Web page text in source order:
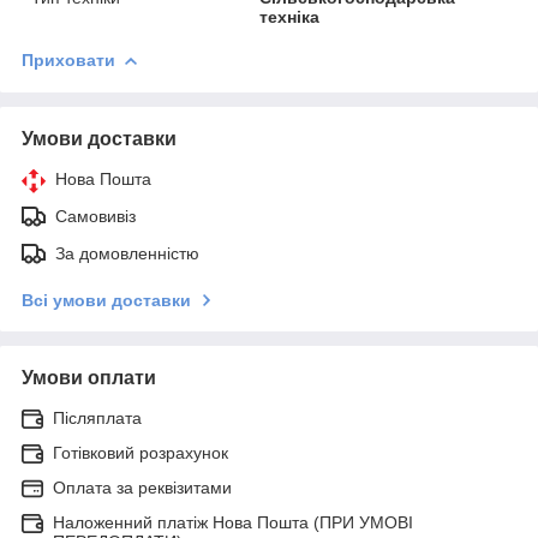
техніка
Приховати
Умови доставки
Нова Пошта
Самовивіз
За домовленністю
Всі умови доставки
Умови оплати
Післяплата
Готівковий розрахунок
Оплата за реквізитами
Наложенний платіж Нова Пошта (ПРИ УМОВІ